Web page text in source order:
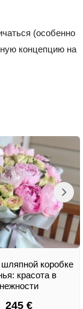
(особенно
концепцию на
коробке
красота в
нежности
245 €